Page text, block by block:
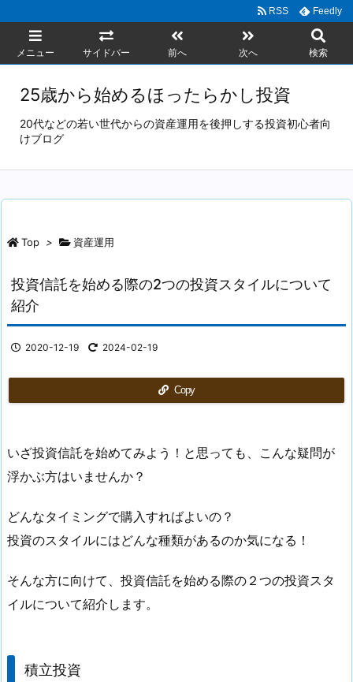
メニュー サイドバー 前へ 次へ 検索
RSS Feedly
25歳から始めるほったらかし投資
20代などの若い世代からの資産運用を後押しする投資初心者向
けブログ
Top > 資産運用
投資信託を始める際の2つの投資スタイルについて
紹介
2020-12-19 2024-02-19
Copy
いざ投資信託を始めてみよう！と思っても、こんな疑問が
浮かぶ方はいませんか？
どんなタイミングで購入すればよいの？
投資のスタイルにはどんな種類があるのか気になる！
そんな方に向けて、投資信託を始める際の２つの投資スタ
イルについて紹介します。
積立投資